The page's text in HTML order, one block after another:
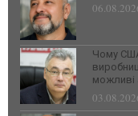
Чому США
можливі